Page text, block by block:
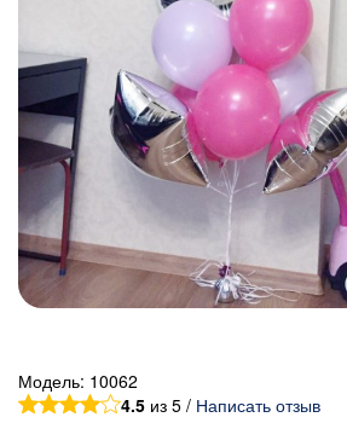
Модель: 10062
4.5 из 5 / Написать отзыв